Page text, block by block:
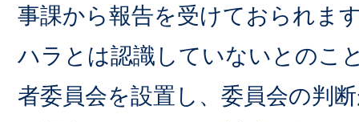
事課から報告を受けておられま
ハラとは認識していないとのこ
者委員会を設置し、委員会の判